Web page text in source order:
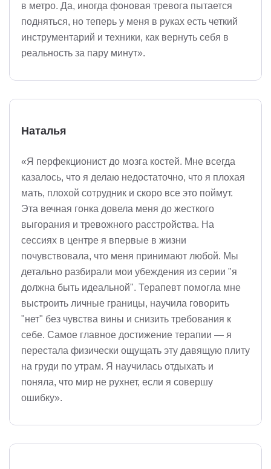
в метро. Да, иногда фоновая тревога пытается
подняться, но теперь у меня в руках есть четкий
инструментарий и техники, как вернуть себя в
реальность за пару минут».
Наталья
«Я перфекционист до мозга костей. Мне всегда
казалось, что я делаю недостаточно, что я плохая
мать, плохой сотрудник и скоро все это поймут.
Эта вечная гонка довела меня до жесткого
выгорания и тревожного расстройства. На
сессиях в центре я впервые в жизни
почувствовала, что меня принимают любой. Мы
детально разбирали мои убеждения из серии "я
должна быть идеальной". Терапевт помогла мне
выстроить личные границы, научила говорить
"нет" без чувства вины и снизить требования к
себе. Самое главное достижение терапии — я
перестала физически ощущать эту давящую плиту
на груди по утрам. Я научилась отдыхать и
поняла, что мир не рухнет, если я совершу
ошибку».